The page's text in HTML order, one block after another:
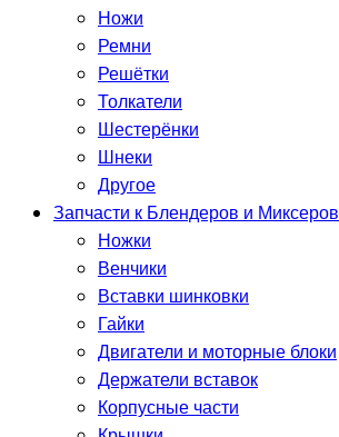
Ножи
Ремни
Решётки
Толкатели
Шестерёнки
Шнеки
Другое
Запчасти к Блендеров и Миксеров
Ножки
Венчики
Вставки шинковки
Гайки
Двигатели и моторные блоки
Держатели вставок
Корпусные части